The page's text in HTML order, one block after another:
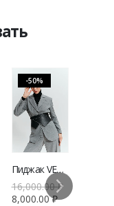
-50%
Пиджак VERESK label
16,000.00₽
8,000.00₽